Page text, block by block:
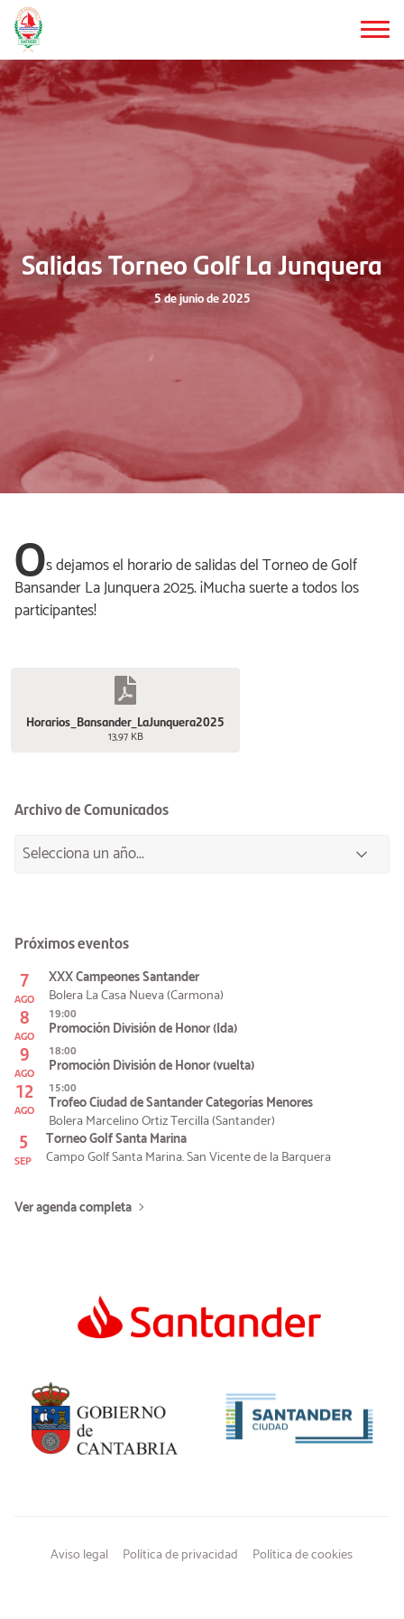
Saltar
al
contenido
principal
Salidas Torneo Golf La Junquera
5 de junio de 2025
Os dejamos el horario de salidas del Torneo de Golf
Bansander La Junquera 2025. ¡Mucha suerte a todos los
participantes!
Horarios_Bansander_LaJunquera2025
13,97 KB
Archivo de Comunicados
Próximos eventos
7
AGO
XXX Campeones Santander
Bolera La Casa Nueva (Carmona)
8
AGO
19:00
Promoción División de Honor (Ida)
9
AGO
18:00
Promoción División de Honor (vuelta)
12
AGO
15:00
Trofeo Ciudad de Santander Categorías Menores
Bolera Marcelino Ortiz Tercilla (Santander)
5
SEP
Torneo Golf Santa Marina
Campo Golf Santa Marina. San Vicente de la Barquera
Ver agenda completa
Aviso legal Política de privacidad Política de cookies